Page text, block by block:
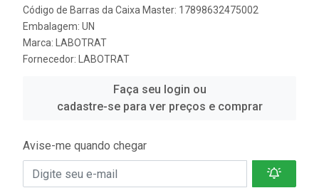
Código de Barras da Caixa Master: 17898632475002
Embalagem: UN
Marca:
LABOTRAT
Fornecedor:
LABOTRAT
Faça seu login ou
cadastre-se para ver preços e comprar
Avise-me quando chegar